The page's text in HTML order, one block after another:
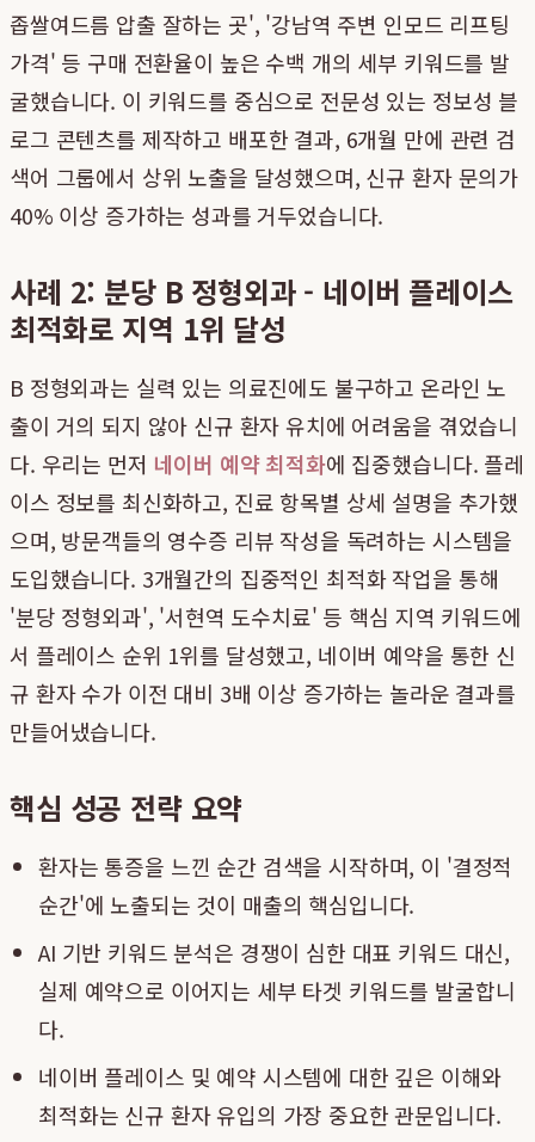
좁쌀여드름 압출 잘하는 곳', '강남역 주변 인모드 리프팅
가격' 등 구매 전환율이 높은 수백 개의 세부 키워드를 발
굴했습니다. 이 키워드를 중심으로 전문성 있는 정보성 블
로그 콘텐츠를 제작하고 배포한 결과, 6개월 만에 관련 검
색어 그룹에서 상위 노출을 달성했으며, 신규 환자 문의가
40% 이상 증가하는 성과를 거두었습니다.
사례 2: 분당 B 정형외과 - 네이버 플레이스
최적화로 지역 1위 달성
B 정형외과는 실력 있는 의료진에도 불구하고 온라인 노
출이 거의 되지 않아 신규 환자 유치에 어려움을 겪었습니
다. 우리는 먼저 네이버 예약 최적화에 집중했습니다. 플레
이스 정보를 최신화하고, 진료 항목별 상세 설명을 추가했
으며, 방문객들의 영수증 리뷰 작성을 독려하는 시스템을
도입했습니다. 3개월간의 집중적인 최적화 작업을 통해
'분당 정형외과', '서현역 도수치료' 등 핵심 지역 키워드에
서 플레이스 순위 1위를 달성했고, 네이버 예약을 통한 신
규 환자 수가 이전 대비 3배 이상 증가하는 놀라운 결과를
만들어냈습니다.
핵심 성공 전략 요약
환자는 통증을 느낀 순간 검색을 시작하며, 이 '결정적
순간'에 노출되는 것이 매출의 핵심입니다.
AI 기반 키워드 분석은 경쟁이 심한 대표 키워드 대신,
실제 예약으로 이어지는 세부 타겟 키워드를 발굴합니
다.
네이버 플레이스 및 예약 시스템에 대한 깊은 이해와
최적화는 신규 환자 유입의 가장 중요한 관문입니다.